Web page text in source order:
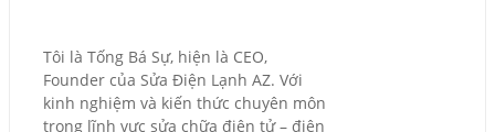
Tôi là Tống Bá Sự, hiện là CEO,
Founder của Sửa Điện Lạnh AZ. Với
kinh nghiệm và kiến thức chuyên môn
trong lĩnh vực sửa chữa điện tử – điện